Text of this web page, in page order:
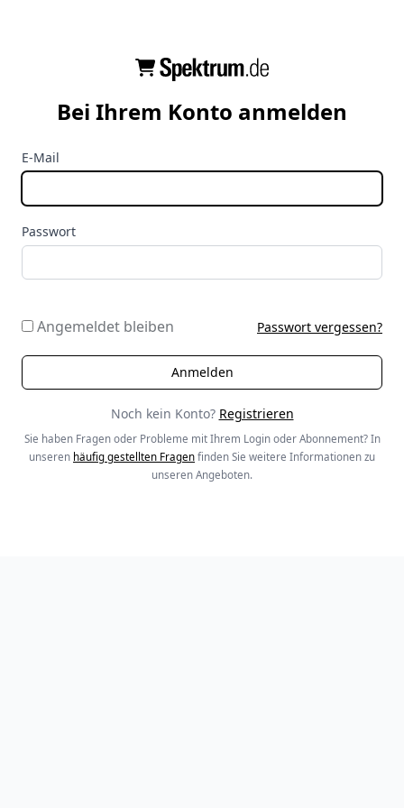
Bei Ihrem Konto anmelden
E-Mail
Passwort
Angemeldet bleiben Passwort vergessen?
Noch kein Konto? Registrieren
Sie haben Fragen oder Probleme mit Ihrem Login oder Abonnement? In
unseren häufig gestellten Fragen finden Sie weitere Informationen zu
unseren Angeboten.